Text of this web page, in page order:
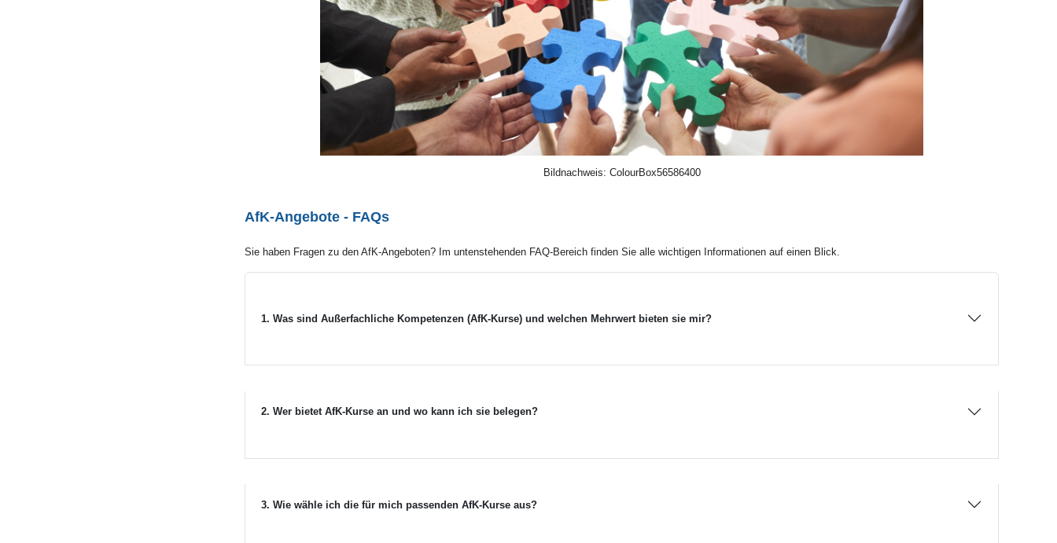
Bildnachweis: ColourBox56586400
AfK-Angebote - FAQs
Sie haben Fragen zu den AfK-Angeboten? Im untenstehenden FAQ-Bereich finden Sie alle wichtigen Informationen auf einen Blick.
1. Was sind Außerfachliche Kompetenzen (AfK-Kurse) und welchen Mehrwert bieten sie mir?
2. Wer bietet AfK-Kurse an und wo kann ich sie belegen?
3. Wie wähle ich die für mich passenden AfK-Kurse aus?